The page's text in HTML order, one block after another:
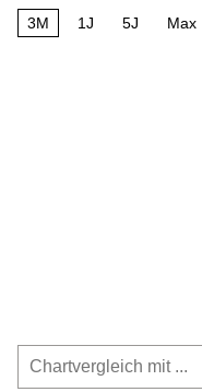
3M 1J 5J Max